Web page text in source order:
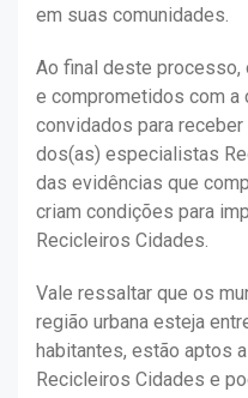
em suas comunidades.
Ao final deste processo,
e comprometidos com a
convidados para
dos(as) especialistas
das evidências que
criam condições para
Recicleiros Cidades.
Vale ressaltar que os
região urbana esteja
habitantes, estão aptos
Recicleiros Cidades e